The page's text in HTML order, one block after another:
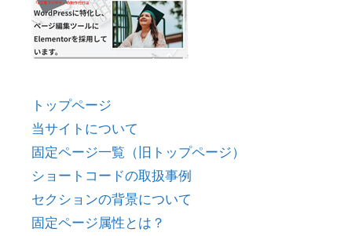
トップページ
当サイトについて
固定ページ一覧（旧トップページ）
ショートコードの取扱事例
セクションの背景について
固定ページ属性とは？